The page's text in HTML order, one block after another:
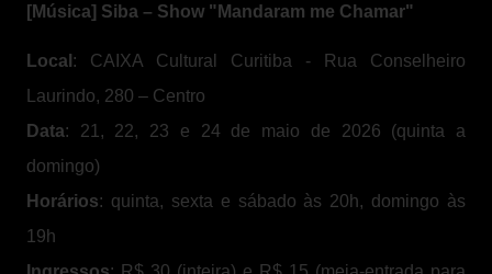
[Música] Siba – Show "Mandaram me Chamar"
Local : CAIXA Cultural Curitiba - Rua Conselheiro
Laurindo, 280 – Centro
Data: 21, 22, 23 e 24 de maio de 2026 (quinta a
domingo)
Horários: quinta, sexta e sábado às 20h, domingo às
19h